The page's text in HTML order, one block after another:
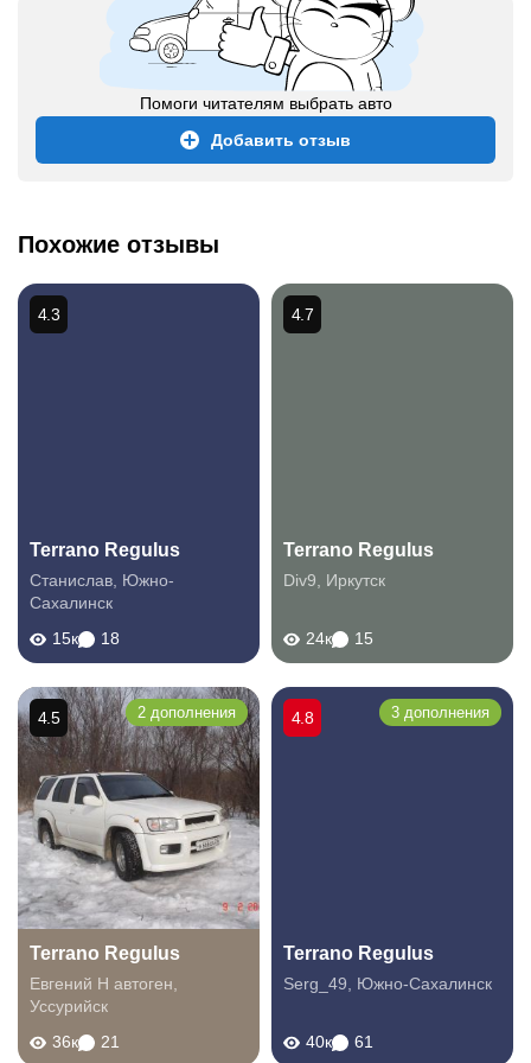
Помоги читателям выбрать авто
Добавить отзыв
Похожие отзывы
Terrano Regulus
Станислав Южно-
Сахалинск
15к
18
4.3
Terrano Regulus
Div9 Иркутск
24к 15
4.7
Terrano Regulus
Евгений Н автоген
Уссурийск
36к
21
4.5 2 дополнения
Terrano Regulus
Serg_49 Южно-Сахалинск
40к 61
4.8 3 дополнения